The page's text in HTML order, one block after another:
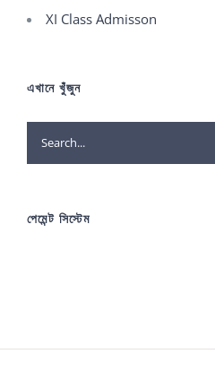
XI Class Admisson
এখানে খুঁজুন
Search
for:
পেমেন্ট সিস্টেম